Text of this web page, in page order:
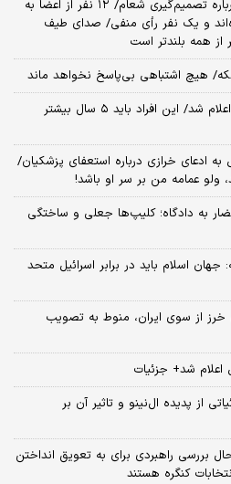
اظهارات جدید معاون پزشکیان درباره تصمیم‌گیری شعام/ ۱۲ نفر از اعضا به
و یک نفر رأی منفی/ صدای طیف
از همه بلندتر است
هیچ اشتباهی بی‌پاسخ نخواهد ماند
جزئیات صدور احکام بازنشستگی اعلام شد/ این افراد باید ۵ سال بیشتر
ادعای خرازی درباره استعفای پزشکیان/
ولو عمامه من بر سر او باشد!
به دادگاه؛ کلیپ‌ها جعلی و ساختگی
اسلام باید در برابر اسرائیل متحد
خرز از سوی ایران، منوط به تصویب
شد+ جزئیات
از پدیده ال‌نینو و تاثیر آن بر
بررسی راهبردی برای به تعویق انداختن
کنگره هستند